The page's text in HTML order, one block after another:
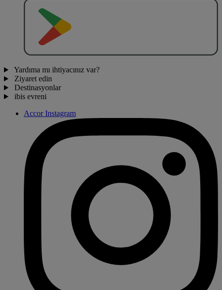
Yardıma mı ihtiyacınız var?
Ziyaret edin
Destinasyonlar
ibis evreni
Accor Instagram